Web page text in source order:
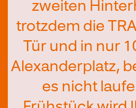
zweiten
trotzdem die
Tür und in nur
Alexanderplatz,
es nicht